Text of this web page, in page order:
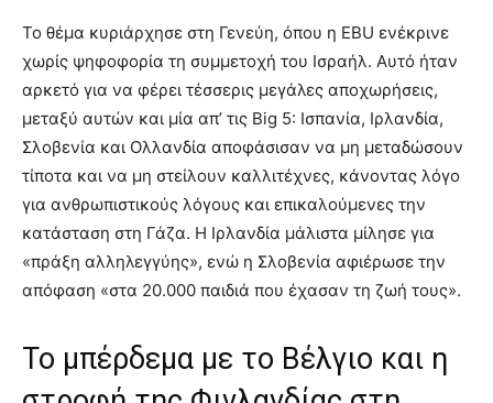
Το θέμα κυριάρχησε στη Γενεύη, όπου η EBU ενέκρινε
χωρίς ψηφοφορία τη συμμετοχή του Ισραήλ. Αυτό ήταν
αρκετό για να φέρει τέσσερις μεγάλες αποχωρήσεις,
μεταξύ αυτών και μία απ’ τις Big 5: Ισπανία, Ιρλανδία,
Σλοβενία και Ολλανδία αποφάσισαν να μη μεταδώσουν
τίποτα και να μη στείλουν καλλιτέχνες, κάνοντας λόγο
για ανθρωπιστικούς λόγους και επικαλούμενες την
κατάσταση στη Γάζα. Η Ιρλανδία μάλιστα μίλησε για
«πράξη αλληλεγγύης», ενώ η Σλοβενία αφιέρωσε την
απόφαση «στα 20.000 παιδιά που έχασαν τη ζωή τους».
Το μπέρδεμα με το Βέλγιο και η